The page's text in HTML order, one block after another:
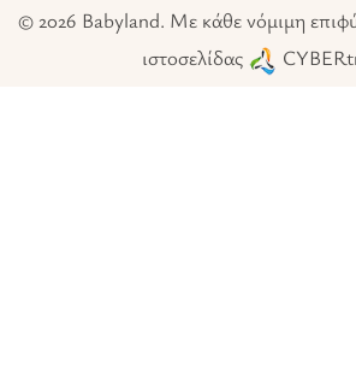
© 2026 Babyland. Με κάθε νόμιμη
ιστοσελίδας